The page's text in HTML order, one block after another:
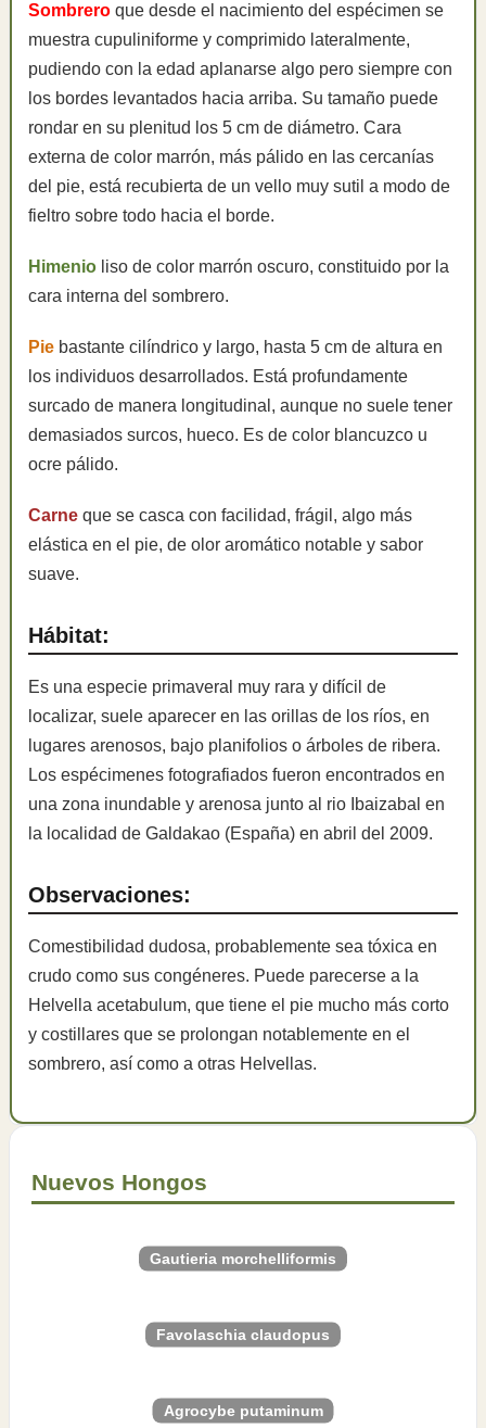
Sombrero que desde el nacimiento del espécimen se
muestra cupuliniforme y comprimido lateralmente,
pudiendo con la edad aplanarse algo pero siempre con
los bordes levantados hacia arriba. Su tamaño puede
rondar en su plenitud los 5 cm de diámetro. Cara
externa de color marrón, más pálido en las cercanías
del pie, está recubierta de un vello muy sutil a modo de
fieltro sobre todo hacia el borde.
Himenio liso de color marrón oscuro, constituido por la
cara interna del sombrero.
Pie bastante cilíndrico y largo, hasta 5 cm de altura en
los individuos desarrollados. Está profundamente
surcado de manera longitudinal, aunque no suele tener
demasiados surcos, hueco. Es de color blancuzco u
ocre pálido.
Carne que se casca con facilidad, frágil, algo más
elástica en el pie, de olor aromático notable y sabor
suave.
Hábitat:
Es una especie primaveral muy rara y difícil de
localizar, suele aparecer en las orillas de los ríos, en
lugares arenosos, bajo planifolios o árboles de ribera.
Los espécimenes fotografiados fueron encontrados en
una zona inundable y arenosa junto al rio Ibaizabal en
la localidad de Galdakao (España) en abril del 2009.
Observaciones:
Comestibilidad dudosa, probablemente sea tóxica en
crudo como sus congéneres. Puede parecerse a la
Helvella acetabulum, que tiene el pie mucho más corto
y costillares que se prolongan notablemente en el
sombrero, así como a otras Helvellas.
Nuevos Hongos
Gautieria morchelliformis
Favolaschia claudopus
Agrocybe putaminum